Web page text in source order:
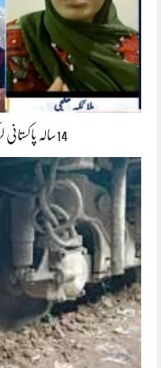
14سالہ پاکستانی لڑکی نے تاریخ رقم کردی